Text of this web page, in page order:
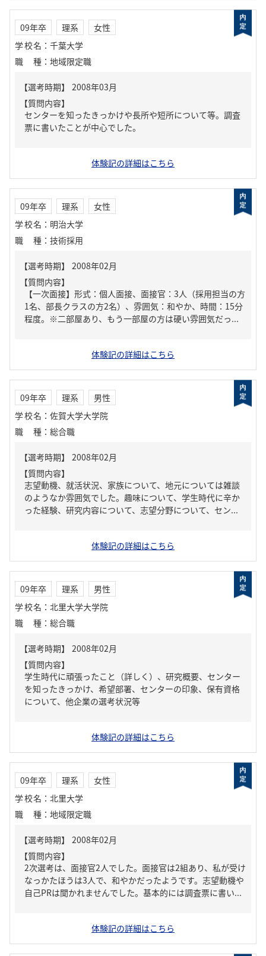
09年卒 理系
女性
学校名 ： 千葉大学
職種 ： 地域限定職
【質問内容】
センターを知ったきっかけや長所や短所について等。調査
票に書いたことが中心でした。
体験記の詳細はこちら
09年卒 理系
女性
学校名 ： 明治大学
職種 ： 技術採用
【質問内容】
【一次面接】形式：個人面接、面接官：3人（採用担当の方
1名、部長クラスの方2名）、雰囲気：和やか、時間：15分
程度。※二部屋あり、もう一部屋の方は硬い雰囲気だっ...
体験記の詳細はこちら
09年卒 理系
男性
学校名 ： 佐賀大学大学院
職種 ： 総合職
【質問内容】
志望動機、就活状況、家族について、地元については雑談
のようなか雰囲気でした。趣味について、学生時代に辛か
った経験、研究内容について、志望分野について、セン...
体験記の詳細はこちら
09年卒 理系
男性
学校名 ： 北里大学大学院
職種 ： 総合職
【質問内容】
学生時代に頑張ったこと（詳しく）、研究概要、センター
を知ったきっかけ、希望部署、センターの印象、保有資格
について、他企業の選考状況等
体験記の詳細はこちら
09年卒 理系
女性
学校名 ： 北里大学
職種 ： 地域限定職
【質問内容】
2次選考は、面接官2人でした。面接官は2組あり、私が受け
なっかたほうは3人で、和やかだったようです。志望動機や
自己PRは聞かれませんでした。基本的には調査票に書い...
体験記の詳細はこちら